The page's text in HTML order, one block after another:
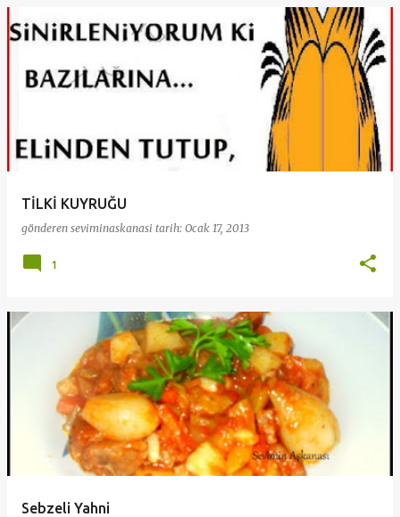
TİLKİ KUYRUĞU
gönderen seviminaskanasi tarih: Ocak 17, 2013
1
Sebzeli Yahni